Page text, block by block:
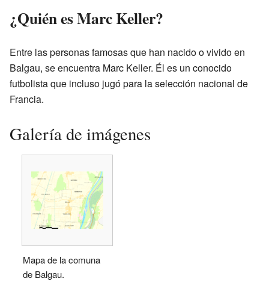
¿Quién es Marc Keller?
Entre las personas famosas que han nacido o vivido en
Balgau, se encuentra Marc Keller. Él es un conocido
futbolista que incluso jugó para la selección nacional de
Francia.
Galería de imágenes
Mapa de la comuna
de Balgau.